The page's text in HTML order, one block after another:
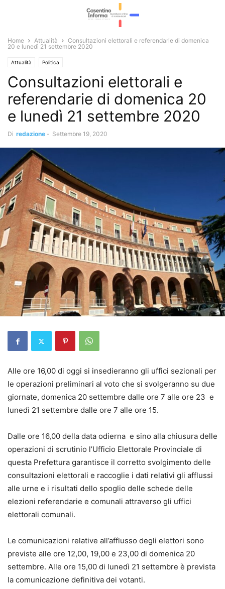
Home Attualità
Consultazioni elettorali e referendarie di domenica
20 e lunedì 21 settembre 2020
Attualità Politica
Consultazioni elettorali e
referendarie di domenica 20
e lunedì 21 settembre 2020
Di redazione - Settembre 19, 2020
Alle ore 16,00 di oggi si insedieranno gli uffici sezionali per
le operazioni preliminari al voto che si svolgeranno su due
giornate, domenica 20 settembre dalle ore 7 alle ore 23 e
lunedì 21 settembre dalle ore 7 alle ore 15.
Dalle ore 16,00 della data odierna e sino alla chiusura delle
operazioni di scrutinio l’Ufficio Elettorale Provinciale di
questa Prefettura garantisce il corretto svolgimento delle
consultazioni elettorali e raccoglie i dati relativi gli afflussi
alle urne e i risultati dello spoglio delle schede delle
elezioni referendarie e comunali attraverso gli uffici
elettorali comunali.
Le comunicazioni relative all’afflusso degli elettori sono
previste alle ore 12,00, 19,00 e 23,00 di domenica 20
settembre. Alle ore 15,00 di lunedì 21 settembre è prevista
la comunicazione definitiva dei votanti.